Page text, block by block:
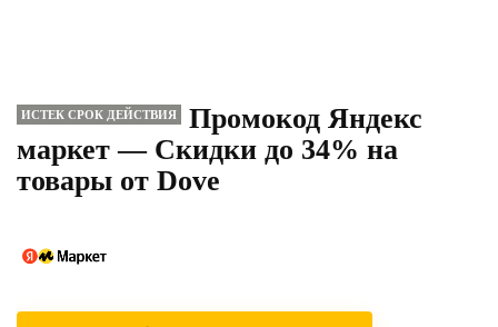
ИСТЕК СРОК ДЕЙСТВИЯ
Промокод Яндекс
маркет — Скидки до 34% на
товары от Dove